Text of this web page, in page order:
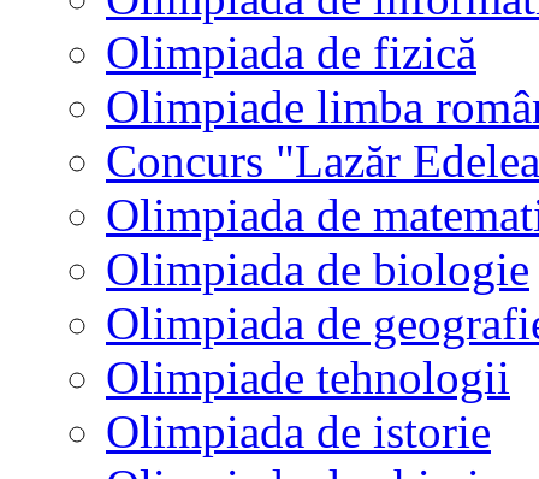
Olimpiada de fizică
Olimpiade limba
Concurs "Lazăr
Olimpiada de
Olimpiada de biologie
Olimpiada de
Olimpiade tehnologii
Olimpiada de istorie